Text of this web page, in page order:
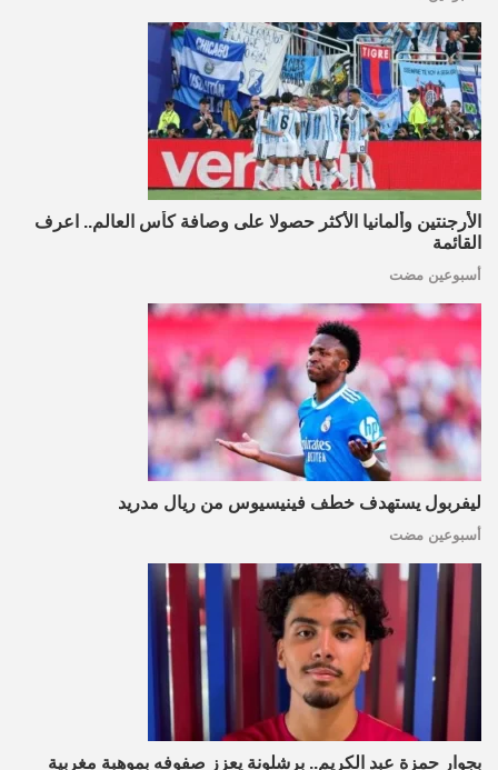
الأرجنتين وألمانيا الأكثر حصولا على وصافة كأس العالم.. اعرف
القائمة
أسبوعين مضت
ليفربول يستهدف خطف فينيسيوس من ريال مدريد
أسبوعين مضت
بجوار حمزة عبد الكريم.. برشلونة يعزز صفوفه بموهبة مغربية